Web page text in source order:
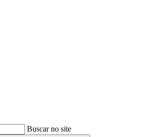
Buscar no site